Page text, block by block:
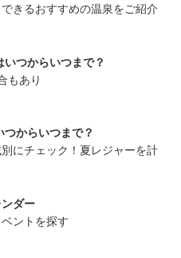
きるおすすめの温泉をご紹介
つからいつまで？
もあり
からいつまで？
にチェック！夏レジャーを計
ダー
ントを探す